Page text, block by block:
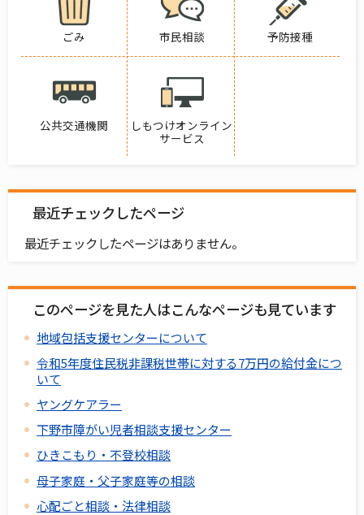
ごみ 市民相談 予防接種
公共交通機関
しもつけオンライン
サービス
最近チェックしたページ
最近チェックしたページはありません。
このページを見た人はこんなページも見ています
地域包括支援センターについて
令和5年度住民税非課税世帯に対する7万円の給付金につ
いて
ヤングケアラー
下野市障がい児者相談支援センター
ひきこもり・不登校相談
母子家庭・父子家庭等の相談
心配ごと相談・法律相談